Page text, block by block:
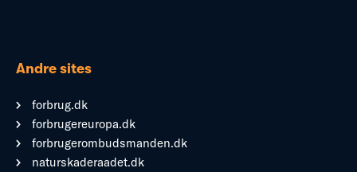
Andre sites
forbrug.dk
forbrugereuropa.dk
forbrugerombudsmanden.dk
naturskaderaadet.dk